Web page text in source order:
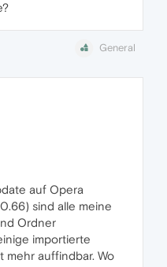
General
auf Opera
sind alle meine
Ordner
importierte
mehr auffindbar. Wo